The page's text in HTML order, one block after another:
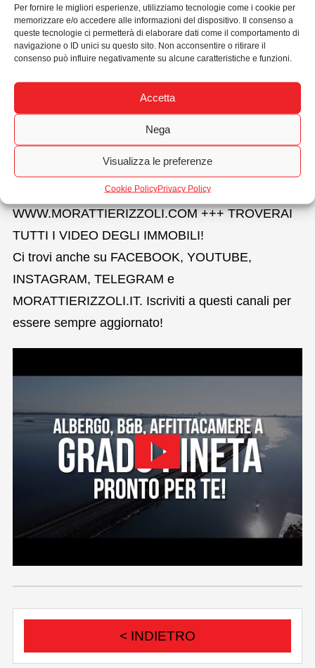
Per fornire le migliori esperienze, utilizziamo tecnologie come i cookie per
memorizzare e/o accedere alle informazioni del dispositivo. Il consenso a
queste tecnologie ci permetterà di elaborare dati come il comportamento di
navigazione o ID unici su questo sito. Non acconsentire o ritirare il
consenso può influire negativamente su alcune caratteristiche e funzioni.
Accetta
Nega
Visualizza le preferenze
Cookie PolicyPrivacy Policy
ulteriori 6 camere; 3P. sottotetto: ampio
appartamento composto da ingresso, luminoso
soggiorno, con terrazza a vasca, due camere
matrimoniali con terrazza di cui una con bagno
privato, camera singola, e bagno finestrato con
vasca. Completa l’immobile il giardino ed i
parcheggi.
IMMOBILE STIMATO DALL’AGENZIA.
+++ VISITA IL SITO
WWW.MORATTIERIZZOLI.COM +++ TROVERAI
TUTTI I VIDEO DEGLI IMMOBILI!
Ci trovi anche su FACEBOOK, YOUTUBE,
INSTAGRAM, TELEGRAM e
MORATTIERIZZOLI.IT. Iscriviti a questi canali per
essere sempre aggiornato!
< INDIETRO